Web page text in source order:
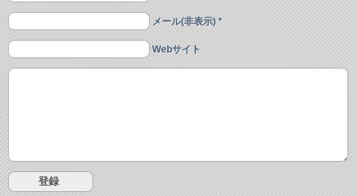
メール(非表示) *
Webサイト